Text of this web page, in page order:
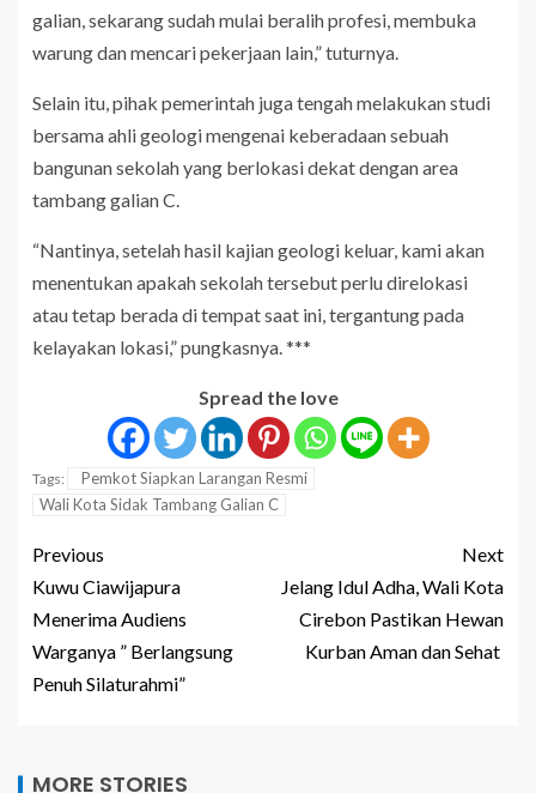
galian, sekarang sudah mulai beralih profesi, membuka
warung dan mencari pekerjaan lain,” tuturnya.
Selain itu, pihak pemerintah juga tengah melakukan studi
bersama ahli geologi mengenai keberadaan sebuah
bangunan sekolah yang berlokasi dekat dengan area
tambang galian C.
“Nantinya, setelah hasil kajian geologi keluar, kami akan
menentukan apakah sekolah tersebut perlu direlokasi
atau tetap berada di tempat saat ini, tergantung pada
kelayakan lokasi,” pungkasnya. ***
Spread the love
Tags:
Pemkot Siapkan Larangan Resmi
Wali Kota Sidak Tambang Galian C
Previous
Kuwu Ciawijapura
Menerima Audiens
Warganya ” Berlangsung
Penuh Silaturahmi”
Next
Jelang Idul Adha, Wali Kota
Cirebon Pastikan Hewan
Kurban Aman dan Sehat
MORE STORIES